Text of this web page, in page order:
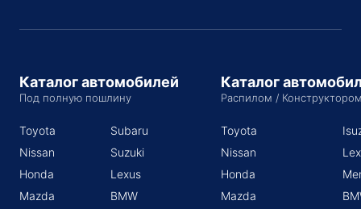
Каталог автомобилей
Под полную пошлину
Toyota
Nissan
Honda
Mazda
Subaru
Suzuki
Lexus
BMW
Каталог
Распилом /
Toyota
Nissan
Honda
Mazda